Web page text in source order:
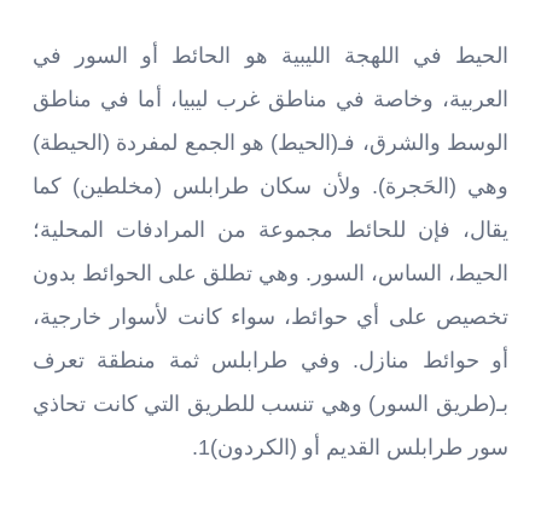
الحيط في اللهجة الليبية هو الحائط أو السور في
العربية، وخاصة في مناطق غرب ليبيا، أما في مناطق
الوسط والشرق، فـ(الحيط) هو الجمع لمفردة (الحيطة)
وهي (الحَجرة). ولأن سكان طرابلس (مخلطين) كما
يقال، فإن للحائط مجموعة من المرادفات المحلية؛
الحيط، الساس، السور. وهي تطلق على الحوائط بدون
تخصيص على أي حوائط، سواء كانت لأسوار خارجية،
أو حوائط منازل. وفي طرابلس ثمة منطقة تعرف
بـ(طريق السور) وهي تنسب للطريق التي كانت تحاذي
سور طرابلس القديم أو (الكردون)1.